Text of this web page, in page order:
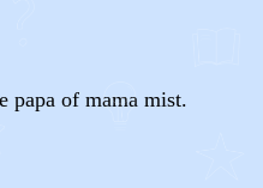
papa of mama mist.